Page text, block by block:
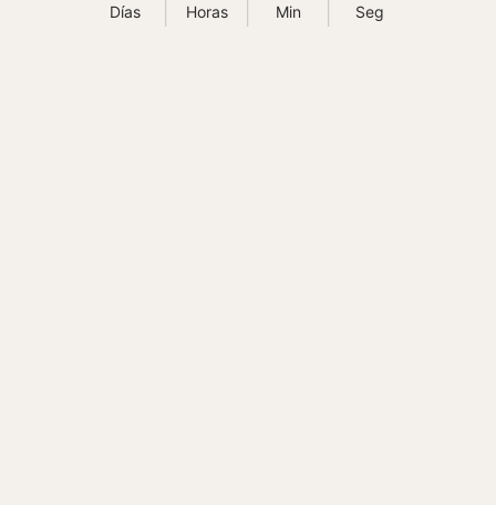
Días Horas Min Seg